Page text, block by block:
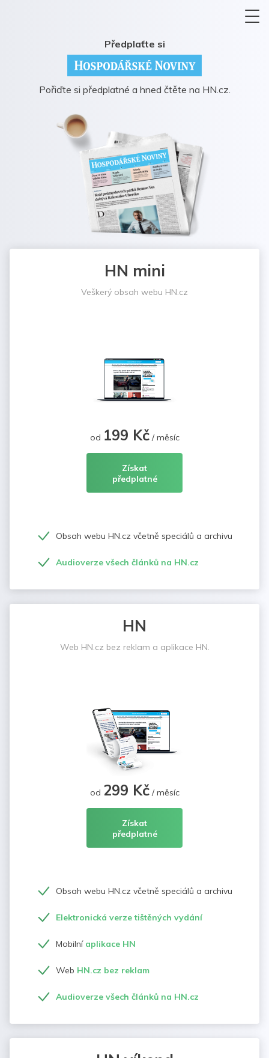
Předplaťte si
Pořiďte si předplatné a hned čtěte na HN.cz.
HN mini
Veškerý obsah webu HN.cz
od 199 Kč/ měsíc
Získat
předplatné
Obsah webu HN.cz včetně speciálů a archivu
Audioverze všech článků na HN.cz
HN
Web HN.cz bez reklam a aplikace HN.
od 299 Kč/ měsíc
Získat
předplatné
Obsah webu HN.cz včetně speciálů a archivu
Elektronická verze tištěných vydání
Mobilní aplikace HN
Web HN.cz bez reklam
Audioverze všech článků na HN.cz